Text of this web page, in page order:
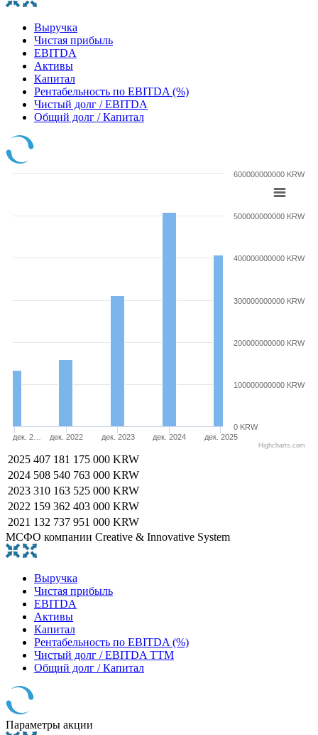
Выручка
Чистая прибыль
EBITDA
Активы
Капитал
Рентабельность по EBITDA (%)
Чистый долг / EBITDA
Общий долг / Капитал
дек. 2… дек. 2022 дек. 2023 дек. 2024 дек. 2025
0 KRW
100000000000 KRW
200000000000 KRW
300000000000 KRW
400000000000 KRW
500000000000 KRW
600000000000 KRW
Highcharts.com
2025 407 181 175 000 KRW
2024 508 540 763 000 KRW
2023 310 163 525 000 KRW
2022 159 362 403 000 KRW
2021 132 737 951 000 KRW
МСФО компании Creative & Innovative System
Выручка
Чистая прибыль
EBITDA
Активы
Капитал
Рентабельность по EBITDA (%)
Чистый долг / EBITDA TTM
Общий долг / Капитал
Параметры акции